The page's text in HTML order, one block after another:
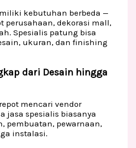
kebutuhan berbeda —
perusahaan, dekorasi mall,
Spesialis patung bisa
ukuran, dan finishing
dari Desain hingga
mencari vendor
jasa spesialis biasanya
pembuatan, pewarnaan,
instalasi.